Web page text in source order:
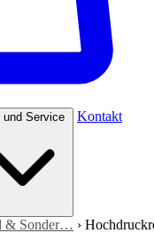
und Service Kontakt
& Sonder… ›